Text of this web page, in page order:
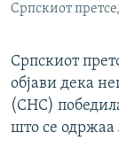
Српскиот
Српскиот
објави дека
(СНС)
што се одржаа